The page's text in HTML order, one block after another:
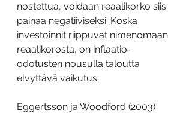
nostettua, voidaan reaalikorko siis
painaa negatiiviseksi. Koska
investoinnit riippuvat nimenomaan
reaalikorosta, on inflaatio-
odotusten nousulla taloutta
elvyttävä vaikutus.
Eggertsson ja Woodford (2003)